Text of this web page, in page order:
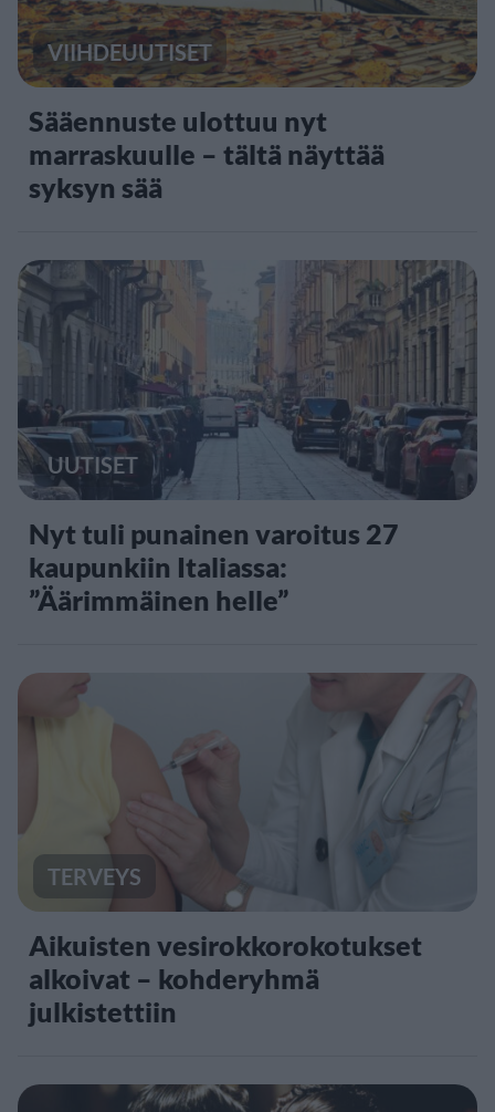
VIIHDEUUTISET
Sääennuste ulottuu nyt
marraskuulle – tältä näyttää
syksyn sää
UUTISET
Nyt tuli punainen varoitus 27
kaupunkiin Italiassa:
”Äärimmäinen helle”
TERVEYS
Aikuisten vesirokkorokotukset
alkoivat – kohderyhmä
julkistettiin